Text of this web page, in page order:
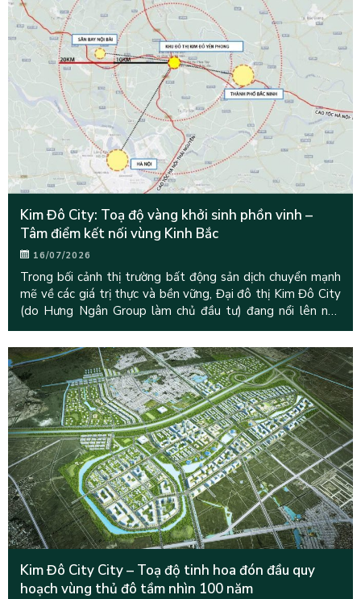
Kim Đô City: Toạ độ vàng khởi sinh phồn vinh –
Tâm điểm kết nối vùng Kinh Bắc
16/07/2026
Trong bối cảnh thị trường bất động sản dịch chuyển mạnh
mẽ về các giá trị thực và bền vững, Đại đô thị Kim Đô City
(do Hưng Ngân Group làm chủ đầu tư) đang nổi lên như
một biểu
Kim Đô City City – Toạ độ tinh hoa đón đầu quy
hoạch vùng thủ đô tầm nhìn 100 năm